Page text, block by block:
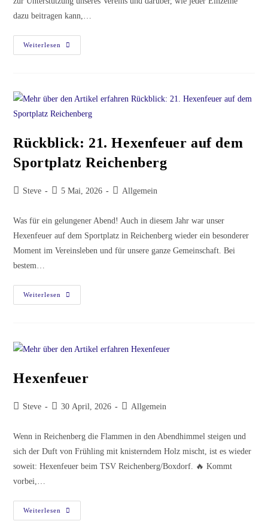
dazu beitragen kann,…
Weiterlesen
Sponsoren
Aufgepasst!
Rückblick: 21. Hexenfeuer auf dem
Sportplatz Reichenberg
Beitrags-
Steve
Beitrag
5 Mai, 2026
Beitrags-
Allgemein
Was für ein gelungener Abend! Auch in diesem Jahr war unser
Hexenfeuer auf dem Sportplatz in Reichenberg wieder ein besonderer
Moment im Vereinsleben und für unsere ganze Gemeinschaft. Bei
bestem…
Weiterlesen
Rückblick:
21.
Reichenberg
Hexenfeuer
Beitrags-
Steve
Beitrag
30 April, 2026
Beitrags-
Allgemein
Wenn in Reichenberg die Flammen in den Abendhimmel steigen und
sich der Duft von Frühling mit knisterndem Holz mischt, ist es wieder
soweit: Hexenfeuer beim TSV Reichenberg/Boxdorf. 🔥 Kommt
vorbei,…
Weiterlesen Hexenfeuer